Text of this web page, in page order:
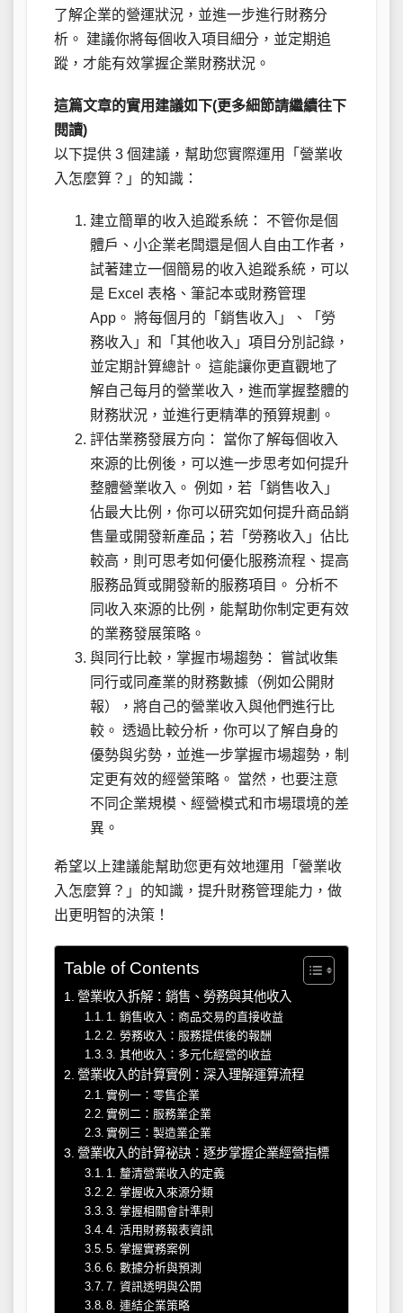
了解企業的營運狀況，並進一步進行財務分
析。 建議你將每個收入項目細分，並定期追
蹤，才能有效掌握企業財務狀況。
這篇文章的實用建議如下(更多細節請繼續往下
閱讀)
以下提供 3 個建議，幫助您實際運用「營業收
入怎麼算？」的知識：
建立簡單的收入追蹤系統： 不管你是個
體戶、小企業老闆還是個人自由工作者，
試著建立一個簡易的收入追蹤系統，可以
是 Excel 表格、筆記本或財務管理
App。 將每個月的「銷售收入」、「勞
務收入」和「其他收入」項目分別記錄，
並定期計算總計。 這能讓你更直觀地了
解自己每月的營業收入，進而掌握整體的
財務狀況，並進行更精準的預算規劃。
評估業務發展方向： 當你了解每個收入
來源的比例後，可以進一步思考如何提升
整體營業收入。 例如，若「銷售收入」
佔最大比例，你可以研究如何提升商品銷
售量或開發新產品；若「勞務收入」佔比
較高，則可思考如何優化服務流程、提高
服務品質或開發新的服務項目。 分析不
同收入來源的比例，能幫助你制定更有效
的業務發展策略。
與同行比較，掌握市場趨勢： 嘗試收集
同行或同產業的財務數據（例如公開財
報），將自己的營業收入與他們進行比
較。 透過比較分析，你可以了解自身的
優勢與劣勢，並進一步掌握市場趨勢，制
定更有效的經營策略。 當然，也要注意
不同企業規模、經營模式和市場環境的差
異。
希望以上建議能幫助您更有效地運用「營業收
入怎麼算？」的知識，提升財務管理能力，做
出更明智的決策！
Table of Contents
營業收入拆解：銷售、勞務與其他收入
1. 銷售收入：商品交易的直接收益
2. 勞務收入：服務提供後的報酬
3. 其他收入：多元化經營的收益
營業收入的計算實例：深入理解運算流程
實例一：零售企業
實例二：服務業企業
實例三：製造業企業
營業收入的計算祕訣：逐步掌握企業經營指標
1. 釐清營業收入的定義
2. 掌握收入來源分類
3. 掌握相關會計準則
4. 活用財務報表資訊
5. 掌握實務案例
6. 數據分析與預測
7. 資訊透明與公開
8. 連結企業策略